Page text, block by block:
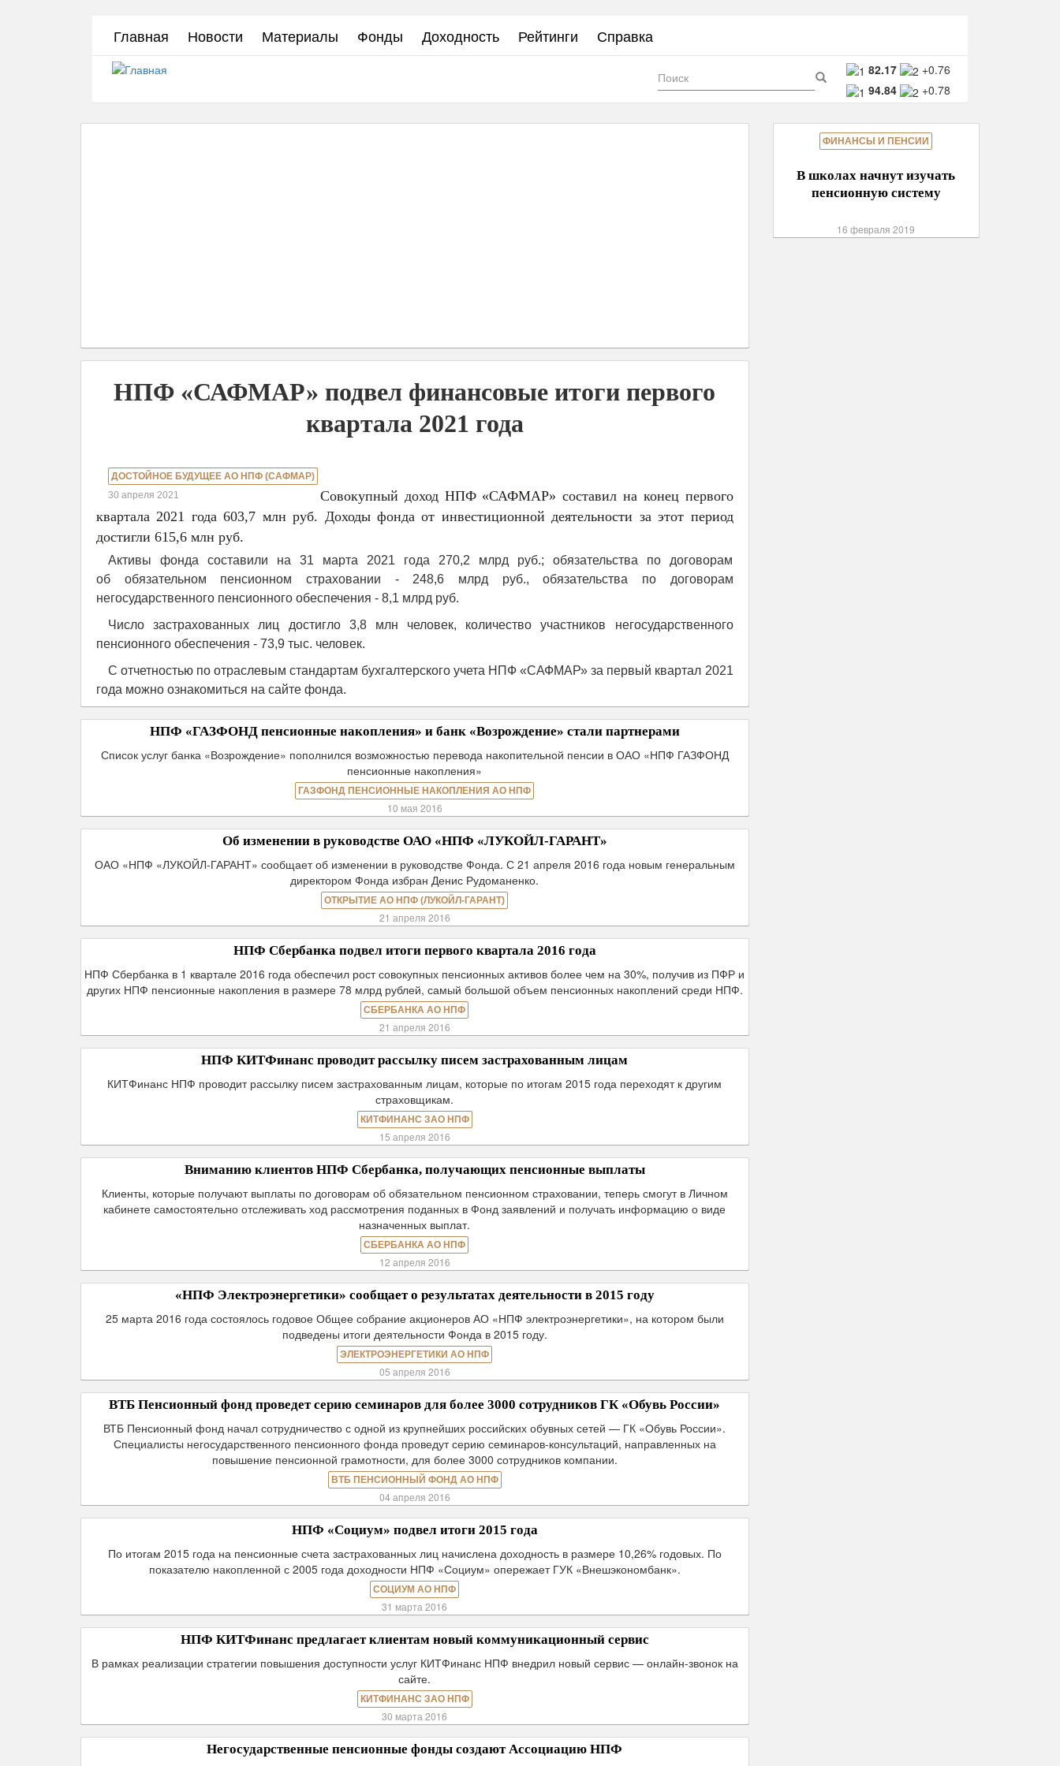
Главная Новости Материалы Фонды Доходность Рейтинги Справка
82.17
+0.76
94.84
+0.78
Форма
поиска Поиск
НПФ «САФМАР» подвел финансовые итоги первого
квартала 2021 года
ДОСТОЙНОЕ БУДУЩЕЕ АО НПФ (САФМАР)
30 апреля 2021
Совокупный доход НПФ «САФМАР» составил на конец первого
квартала 2021 года 603,7 млн руб. Доходы фонда от инвестиционной деятельности за этот период
достигли 615,6 млн руб.
Активы фонда составили на 31 марта 2021 года 270,2 млрд руб.; обязательства по договорам
об обязательном пенсионном страховании - 248,6 млрд руб., обязательства по договорам
негосударственного пенсионного обеспечения - 8,1 млрд руб.
Число застрахованных лиц достигло 3,8 млн человек, количество участников негосударственного
пенсионного обеспечения - 73,9 тыс. человек.
С отчетностью по отраслевым стандартам бухгалтерского учета НПФ «САФМАР» за первый квартал 2021
года можно ознакомиться на сайте фонда.
НПФ «ГАЗФОНД пенсионные накопления» и банк «Возрождение» стали партнерами
Список услуг банка «Возрождение» пополнился возможностью перевода накопительной пенсии в ОАО «НПФ ГАЗФОНД
пенсионные накопления»
ГАЗФОНД ПЕНСИОННЫЕ НАКОПЛЕНИЯ АО НПФ
10 мая 2016
Об изменении в руководстве ОАО «НПФ «ЛУКОЙЛ-ГАРАНТ»
ОАО «НПФ «ЛУКОЙЛ-ГАРАНТ» сообщает об изменении в руководстве Фонда. С 21 апреля 2016 года новым генеральным
директором Фонда избран Денис Рудоманенко.
ОТКРЫТИЕ АО НПФ (ЛУКОЙЛ-ГАРАНТ)
21 апреля 2016
НПФ Сбербанка подвел итоги первого квартала 2016 года
НПФ Сбербанка в 1 квартале 2016 года обеспечил рост совокупных пенсионных активов более чем на 30%, получив из ПФР и
других НПФ пенсионные накопления в размере 78 млрд рублей, самый большой объем пенсионных накоплений среди НПФ.
СБЕРБАНКА АО НПФ
21 апреля 2016
НПФ КИТФинанс проводит рассылку писем застрахованным лицам
КИТФинанс НПФ проводит рассылку писем застрахованным лицам, которые по итогам 2015 года переходят к другим
страховщикам.
КИТФИНАНС ЗАО НПФ
15 апреля 2016
Вниманию клиентов НПФ Сбербанка, получающих пенсионные выплаты
Клиенты, которые получают выплаты по договорам об обязательном пенсионном страховании, теперь смогут в Личном
кабинете самостоятельно отслеживать ход рассмотрения поданных в Фонд заявлений и получать информацию о виде
назначенных выплат.
СБЕРБАНКА АО НПФ
12 апреля 2016
«НПФ Электроэнергетики» сообщает о результатах деятельности в 2015 году
25 марта 2016 года состоялось годовое Общее собрание акционеров АО «НПФ электроэнергетики», на котором были
подведены итоги деятельности Фонда в 2015 году.
ЭЛЕКТРОЭНЕРГЕТИКИ АО НПФ
05 апреля 2016
ВТБ Пенсионный фонд проведет серию семинаров для более 3000 сотрудников ГК «Обувь России»
ВТБ Пенсионный фонд начал сотрудничество с одной из крупнейших российских обувных сетей — ГК «Обувь России».
Специалисты негосударственного пенсионного фонда проведут серию семинаров-консультаций, направленных на
повышение пенсионной грамотности, для более 3000 сотрудников компании.
ВТБ ПЕНСИОННЫЙ ФОНД АО НПФ
04 апреля 2016
НПФ «Социум» подвел итоги 2015 года
По итогам 2015 года на пенсионные счета застрахованных лиц начислена доходность в размере 10,26% годовых. По
показателю накопленной с 2005 года доходности НПФ «Социум» опережает ГУК «Внешэкономбанк».
СОЦИУМ АО НПФ
31 марта 2016
НПФ КИТФинанс предлагает клиентам новый коммуникационный сервис
В рамках реализации стратегии повышения доступности услуг КИТФинанс НПФ внедрил новый сервис — онлайн-звонок на
сайте.
КИТФИНАНС ЗАО НПФ
30 марта 2016
Негосударственные пенсионные фонды создают Ассоциацию НПФ
ФИНАНСЫ И ПЕНСИИ
В школах начнут изучать
пенсионную систему
16 февраля 2019